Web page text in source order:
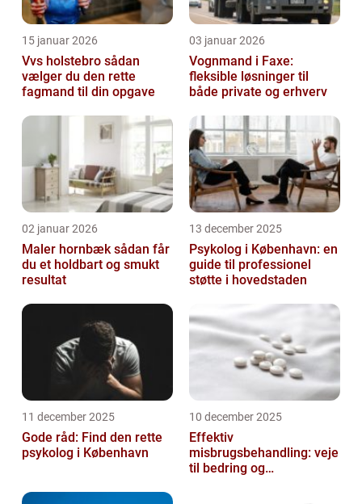
15 januar 2026
Vvs holstebro sådan
vælger du den rette
fagmand til din opgave
03 januar 2026
Vognmand i Faxe:
fleksible løsninger til
både private og erhverv
02 januar 2026
Maler hornbæk sådan får
du et holdbart og smukt
resultat
13 december 2025
Psykolog i København: en
guide til professionel
støtte i hovedstaden
11 december 2025
Gode råd: Find den rette
psykolog i København
10 december 2025
Effektiv
misbrugsbehandling: veje
til bedring og